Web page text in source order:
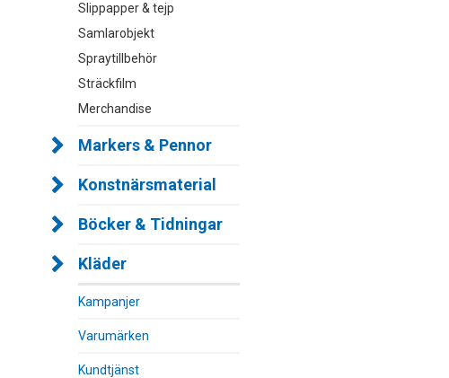
Slippapper & tejp
Samlarobjekt
Spraytillbehör
Sträckfilm
Merchandise
Markers & Pennor
Konstnärsmaterial
Böcker & Tidningar
Kläder
Kampanjer
Varumärken
Kundtjänst